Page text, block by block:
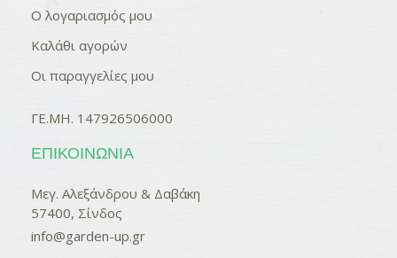
Ο λογαριασμός μου
Καλάθι αγορών
Οι παραγγελίες μου
ΓΕ.ΜΗ. 147926506000
ΕΠΙΚΟΙΝΩΝΊΑ
Μεγ. Αλεξάνδρου & Δαβάκη
57400, Σίνδος
info@garden-up.gr